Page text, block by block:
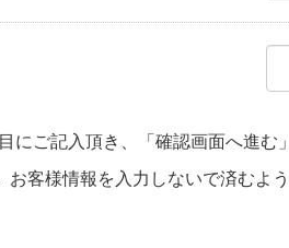
にご記入頂き、「確認画面へ進む
お客様情報を入力しないで済むよう